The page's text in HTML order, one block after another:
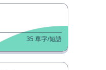
35 單字/短語